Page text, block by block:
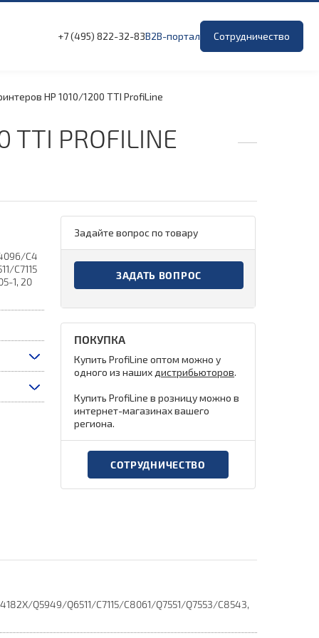
+7 (495) 822-32-83B2B-портал Сотрудничество
HP 1010/1200 TTI ProfiLine
TTI PROFILINE
C4
C7115
1, 20
Задайте вопрос по товару
ЗАДАТЬ ВОПРОС
ПОКУПКА
Купить ProfiLine оптом можно у
одного из наших дистрибьюторов.
Купить ProfiLine в розницу можно в
интернет-магазинах вашего
региона.
СОТРУДНИЧЕСТВО
Q5949/Q6511/C7115/C8061/Q7551/Q7553/C8543,